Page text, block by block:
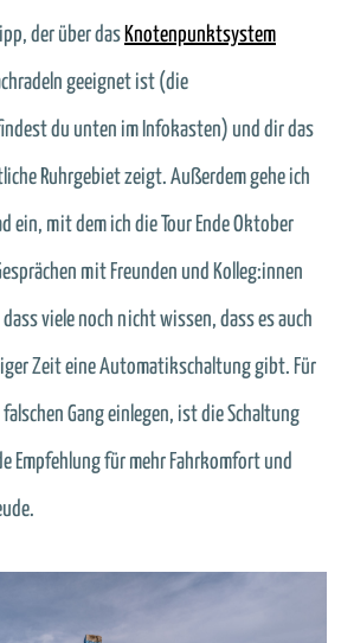
der über das Knotenpunktsystem
geeignet ist (die
du unten im Infokasten) und dir das
Ruhrgebiet zeigt. Außerdem gehe ich
ein, mit dem ich die Tour Ende Oktober
mit Freunden und Kolleg:innen
viele noch nicht wissen, dass es auch
Zeit eine Automatikschaltung gibt. Für
Gang einlegen, ist die Schaltung
Empfehlung für mehr Fahrkomfort und